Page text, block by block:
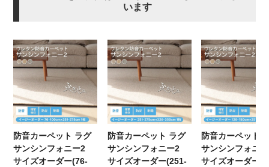
います
防音カーペット ラグ
サンシンフォニー2
サイズオーダー(76-
防音カーペット ラグ
サンシンフォニー2
サイズオーダー(251-
防音カーペット
サンシンフォニ
サイズオーダー